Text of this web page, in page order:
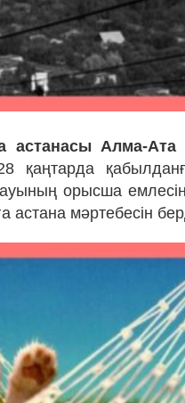
астанасы Алма-Ата
орысша
астана мәртебесін